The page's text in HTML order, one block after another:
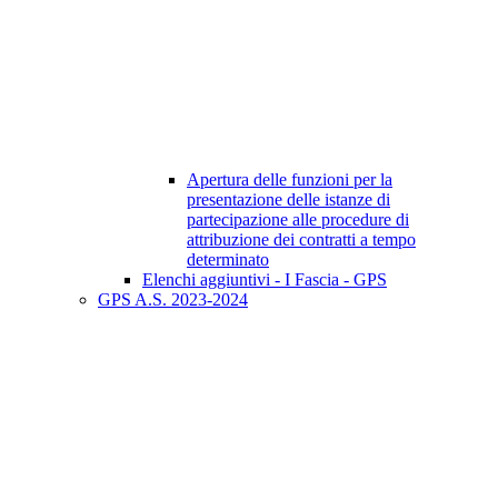
Apertura delle funzioni per la
presentazione delle istanze di
partecipazione alle procedure di
attribuzione dei contratti a tempo
determinato
Elenchi aggiuntivi - I Fascia - GPS
GPS A.S. 2023-2024